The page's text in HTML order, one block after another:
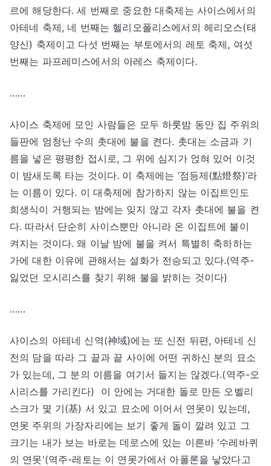
르에 해당한다. 세 번째로 중요한 대축제는 사이스에서의
아테네 축제, 네 번째는 헬리오폴리스에서의 헤리오스(태
양신) 축제이고 다섯 번째는 부토에서의 레토 축제, 여섯
번째는 파프레미스에서의 아레스 축제이다.
……
사이스 축제에 모인 사람들은 모두 하룻밤 동안 집 주위의
들판에 엄청난 수의 촛대에 불을 켠다. 촛대는 소금과 기
름을 넣은 평평한 접시로, 그 위에 심지가 얹혀 있어 이것
이 밤새도록 타는 것이다. 이 축제에는 ‘점등제(點燈祭)’라
는 이름이 있다. 이 대축제에 참가하지 않는 이집트인도
희생식이 거행되는 밤에는 잊지 않고 각자 촛대에 불을 켠
다. 따라서 단순히 사이스뿐만 아니라 온 이집트에 불이
켜지는 것이다. 왜 이날 밤에 불을 켜서 특별히 축하하는
가에 대한 이유에 관해서는 설화가 전승되고 있다.(역주-
잃었던 오시리스를 찾기 위해 불을 밝히는 것이다)
……
사이스의 아테네 신역(神域)에는 또 신전 뒤편, 아테네 신
전의 담을 따라 그 끝과 끝 사이에 어떤 귀하신 분의 묘소
가 있는데, 그 분의 이름을 여기서 들지는 않겠다.(역주-오
시리스를 가리킨다) 이 안에는 거대한 돌로 만든 오벨리
스크가 몇 기(基) 서 있고 묘소에 이어서 연못이 있는데,
연못 주위의 가장자리에는 보기 좋게 돌이 깔려 있고 그
크기는 내가 보는 바로는 데로스에 있는 이른바 ‘수레바퀴
의 연못'(역주-레토는 이 연못가에서 아폴론을 낳았다고